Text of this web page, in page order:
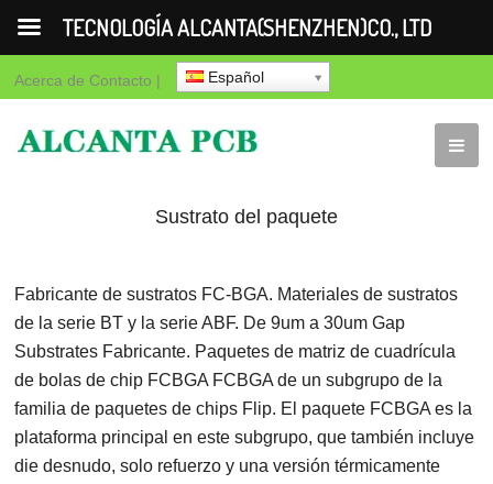
Acerca de Contacto | Español
Sustrato del paquete
Fabricante de sustratos FC-BGA. Materiales de sustratos
de la serie BT y la serie ABF. De 9um a 30um Gap
Substrates Fabricante. Paquetes de matriz de cuadrícula
de bolas de chip FCBGA FCBGA de un subgrupo de la
familia de paquetes de chips Flip. El paquete FCBGA es la
plataforma principal en este subgrupo, que también incluye
die desnudo, solo refuerzo y una versión térmicamente
TECNOLOGÍA ALCANTA(SHENZHEN)CO., LTD